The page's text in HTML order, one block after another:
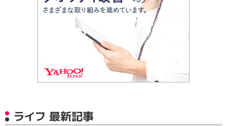
ライフ 最新記事